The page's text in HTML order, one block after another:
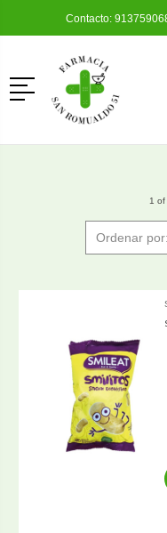
Contacto:
Menú
1 of
Ordenar por: